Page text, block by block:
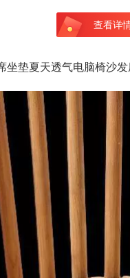
查看详
坐垫夏天透气电脑椅沙